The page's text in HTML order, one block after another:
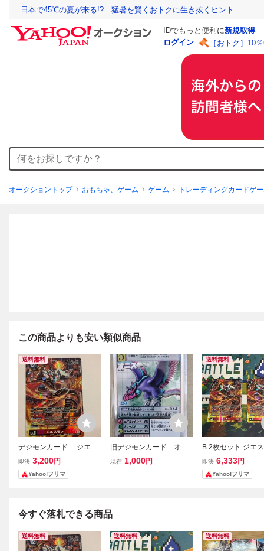
日本で45℃の夏が来る!? 猛暑を賢くおトクに生き抜くヒント
IDでもっと便利に新規取得
ログイン
［おトク］10
オークショントップ おもちゃ、ゲーム ゲーム トレーディングカードゲ
この商品よりも安い類似商品
送料無料
デジモンカード ジエス
モン パラレル
即決 3,200円
Yahoo!フリマ
旧デジモンカード オニ
スモン シルバーエッチ
現在 1,000円
送料無料
B 2枚セット ジエ
T23-013 SR パラ
ジモン デジモン
即決 6,333円
Yahoo!フリマ
今すぐ落札できる商品
送料無料 送料無料 送料無料